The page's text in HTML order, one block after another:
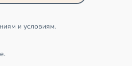
и условиям.